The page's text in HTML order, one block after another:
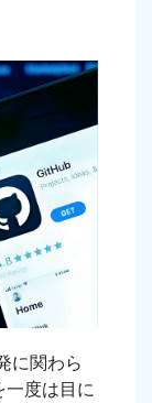
に関わら
度は目に